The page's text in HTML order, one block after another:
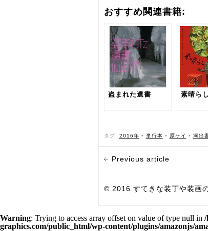
おすすめ関連書籍:
盗まれた遺書 素晴ら
タグ: 2016年 • 単行本 • 原ケイ • 河出
Previous article
© 2016 すてきな装丁や装
Warning: Trying to access array offset on value of type null in /
graphics.com/public_html/wp-content/plugins/amazonjs/